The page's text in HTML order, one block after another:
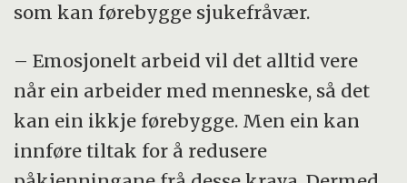
som kan førebygge sjukefråvær.
– Emosjonelt arbeid vil det alltid vere
når ein arbeider med menneske, så det
kan ein ikkje førebygge. Men ein kan
innføre tiltak for å redusere